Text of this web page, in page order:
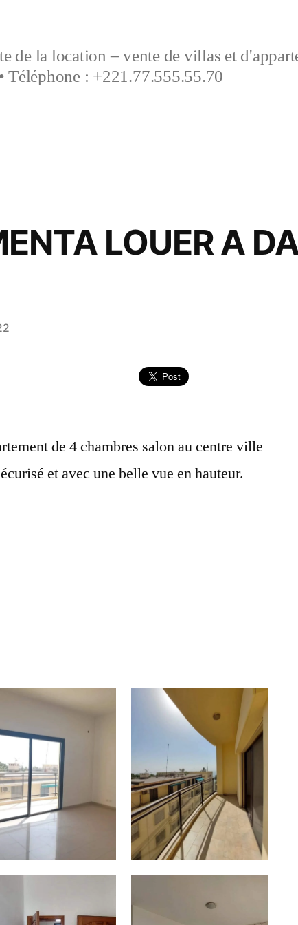
de la location – vente de villas et
Téléphone : +221.77.555.55.70
LOUER A
de 4 chambres salon au centre ville
et avec une belle vue en hauteur.